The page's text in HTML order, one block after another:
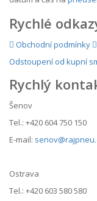
Rychlé
Obchodní podmínky
Odstoupení od kupní
Rychlý
Šenov
Tel.: +420 604 750 150
E-mail:
Ostrava
Tel.: +420 603 580 580